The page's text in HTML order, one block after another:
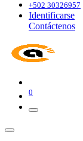
+502 30326957
Identificarse
Contáctenos
0